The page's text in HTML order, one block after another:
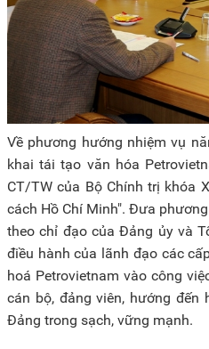
Về phương hướng nhiệm vụ
khai tái tạo văn hóa
CT/TW của Bộ Chính trị khóa
cách Hồ Chí Minh". Đưa
theo chỉ đạo của Đảng ủy và
điều hành của lãnh đạo các
hoá Petrovietnam vào công
cán bộ, đảng viên, hướng đến
Đảng trong sạch, vững mạnh.